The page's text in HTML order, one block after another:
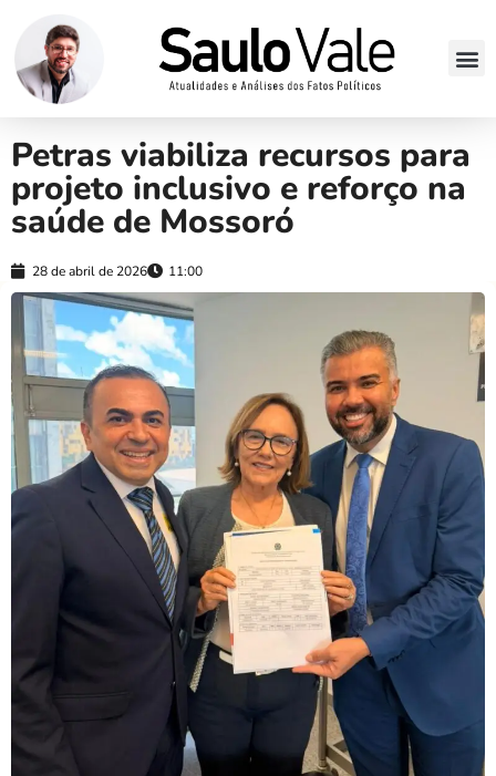
Petras viabiliza recursos para
projeto inclusivo e reforço na
saúde de Mossoró
28 de abril de 2026 11:00